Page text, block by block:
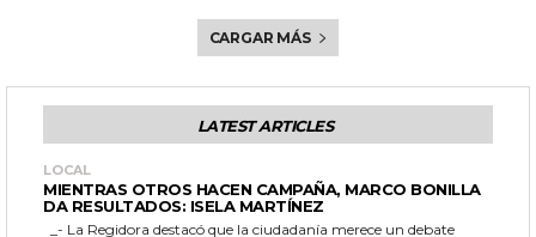
CARGAR MÁS
LATEST ARTICLES
LOCAL
MIENTRAS OTROS HACEN CAMPAÑA, MARCO BONILLA
DA RESULTADOS: ISELA MARTÍNEZ